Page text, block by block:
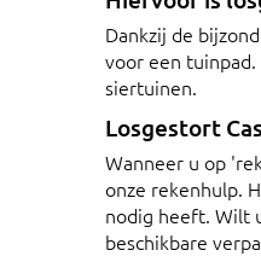
Dankzij de
voor een
siertuinen.
Losgestort
Wanneer u op
onze rekenhulp.
nodig heeft. Wilt
beschikbare